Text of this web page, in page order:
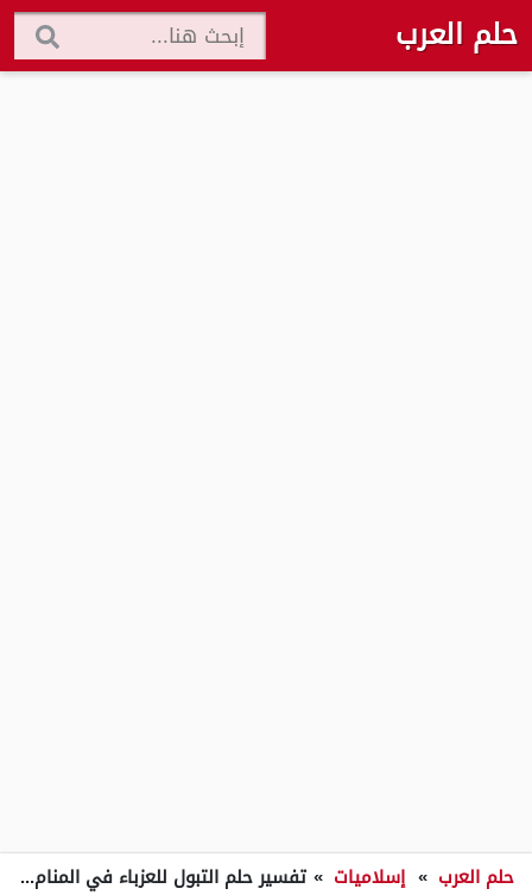
حلم العرب
حلم العرب » إسلاميات » تفسير حلم التبول للعزباء في المنام لجميع المفسرين